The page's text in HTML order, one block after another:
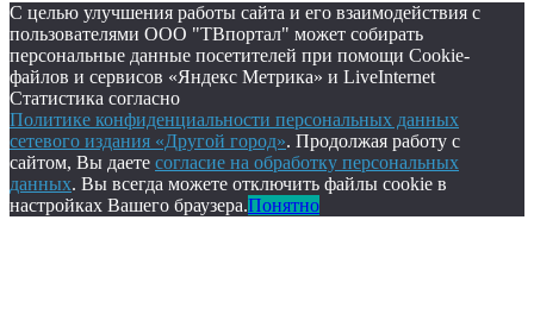
С целью улучшения работы сайта и его взаимодействия с
пользователями ООО "ТВпортал" может собирать
персональные данные посетителей при помощи Cookie-
файлов и сервисов «Яндекс Метрика» и LiveInternet
Статистика согласно
Политике конфиденциальности персональных данных
сетевого издания «Другой город». Продолжая работу с
сайтом, Вы даете согласие на обработку персональных
данных. Вы всегда можете отключить файлы cookie в
настройках Вашего браузера.Понятно